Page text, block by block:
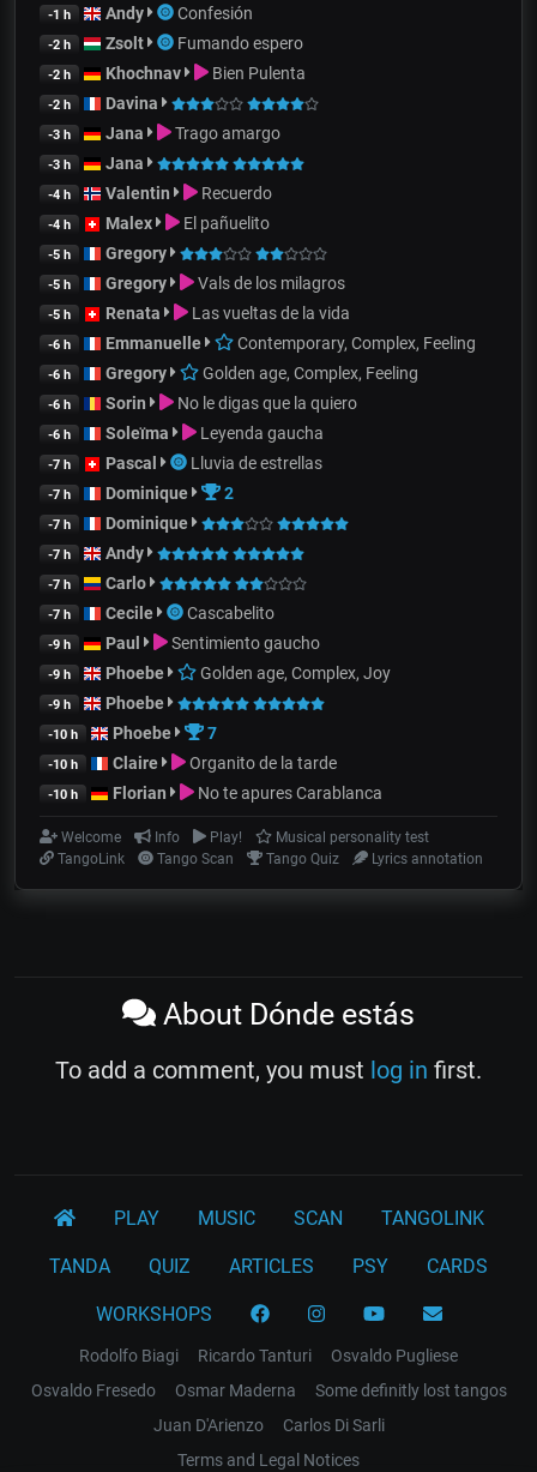
-1 h Andy Confesión
-2 h Zsolt Fumando espero
-2 h Khochnav Bien Pulenta
-2 h Davina
-3 h Jana Trago amargo
-3 h Jana
-4 h Valentin Recuerdo
-4 h Malex El pañuelito
-5 h Gregory
-5 h Gregory Vals de los milagros
-5 h Renata Las vueltas de la vida
-6 h Emmanuelle Contemporary, Complex, Feeling
-6 h Gregory Golden age, Complex, Feeling
-6 h Sorin No le digas que la quiero
-6 h Soleïma Leyenda gaucha
-7 h Pascal Lluvia de estrellas
-7 h Dominique 2
-7 h Dominique
-7 h Andy
-7 h Carlo
-7 h Cecile Cascabelito
-9 h Paul Sentimiento gaucho
-9 h Phoebe Golden age, Complex, Joy
-9 h Phoebe
-10 h Phoebe 7
-10 h Claire Organito de la tarde
-10 h Florian No te apures Carablanca
Welcome Info Play!
Musical personality test
TangoLink
Tango Scan Tango Quiz Lyrics annotation
About Dónde estás
To add a comment, you must log in first.
PLAY MUSIC SCAN TANGOLINK
TANDA QUIZ ARTICLES PSY CARDS
WORKSHOPS
Rodolfo Biagi Ricardo Tanturi
Osvaldo Pugliese
Osvaldo Fresedo
Osmar Maderna
Some definitly lost tangos
Juan D'Arienzo
Carlos Di Sarli
Terms and Legal Notices